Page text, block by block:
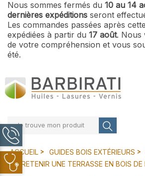
Nous sommes fermés du 10 au 14
dernières expéditions seront
Les commandes passées après
expédiées à partir du 17 août. Nous
de votre compréhension et vous
été.
Je trouve mon produit
ACCUEIL GUIDES BOIS EXTÉRIEURS
ENTRETENIR UNE TERRASSE EN BOIS DE